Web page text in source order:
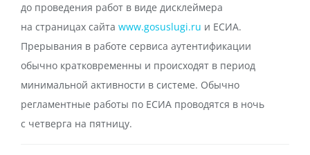
до проведения работ в виде дисклеймера
на страницах сайта www.gosuslugi.ru и ЕСИА.
Прерывания в работе сервиса аутентификации
обычно кратковременны и происходят в период
минимальной активности в системе. Обычно
регламентные работы по ЕСИА проводятся в ночь
с четверга на пятницу.